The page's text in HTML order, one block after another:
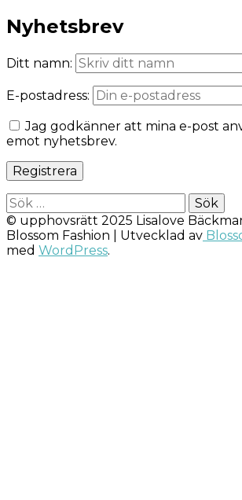
Nyhetsbrev
Ditt namn:
E-postadress:
Jag godkänner att mina e-post
emot nyhetsbrev.
Sök
efter:
© upphovsrätt 2025 Lisalove
Blossom Fashion | Utvecklad av
med WordPress.